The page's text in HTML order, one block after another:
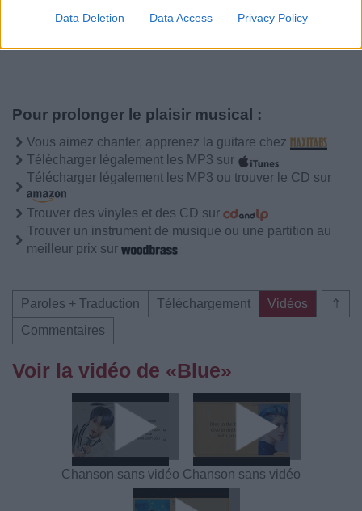
Data Deletion Data Access Privacy Policy
Pour prolonger le plaisir musical :
Vous aimez chanter, apprenez la guitare chez
Télécharger légalement les MP3 sur
Télécharger légalement les MP3 ou trouver le CD sur
Trouver des vinyles et des CD sur
Trouver un instrument de musique ou une partition au
meilleur prix sur
⇑
Paroles + Traduction Téléchargement
Vidéos
Commentaires
Voir la vidéo de «Blue»
Chanson sans vidéo Chanson sans vidéo